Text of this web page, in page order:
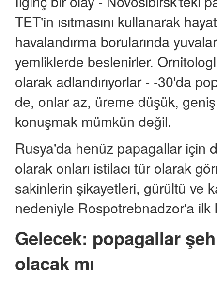
TET'in ısıtmasını kullanarak
havalandırma borularında
yemliklerde beslenirler.
olarak adlandırıyorlar - -30'da
de, onlar az, üreme düşük,
konuşmak mümkün değil.
Rusya'da henüz papagallar için
olarak onları istilacı tür olarak
sakinlerin şikayetleri, gürültü ve
nedeniyle Rospotrebnadzor'a ilk
Gelecek: popagallar
olacak mı